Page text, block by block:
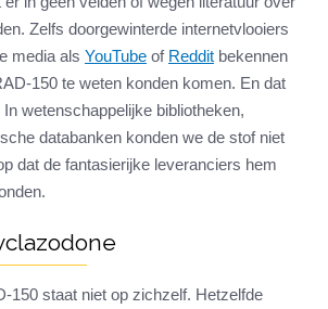
Zelfs doorgewinterde internetvlooiers
media als YouTube of Reddit bekennen
150 te weten konden komen. En dat
wetenschappelijke bibliotheken,
databanken konden we de stof niet
dat de fantasierijke leveranciers hem
150 staat niet op zichzelf. Hetzelfde